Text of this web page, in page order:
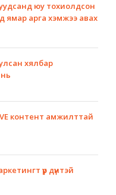
юу тохиолдсон
ямар арга хэмжээ авах
хялбар
контент амжилттай
үр дүнтэй